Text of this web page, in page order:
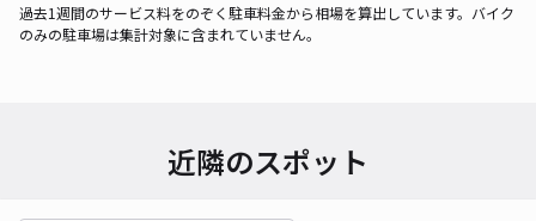
過去1週間のサービス料をのぞく駐車料金から相場を算出しています。バイク
のみの駐車場は集計対象に含まれていません。
近隣のスポット